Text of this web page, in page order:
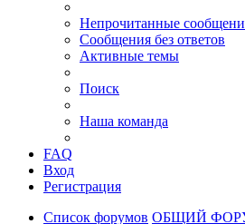
Непрочитанные
Сообщения без ответов
Активные темы
Поиск
Наша команда
FAQ
Вход
Регистрация
Список форумов ОБЩИЙ